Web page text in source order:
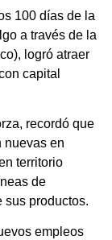
100 días de la
a través de la
logró atraer
capital
recordó que
nuevas en
territorio
de
sus productos.
empleos